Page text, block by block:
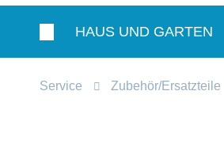
HAUS UND GARTEN
Service Zubehör/Ersatzteile